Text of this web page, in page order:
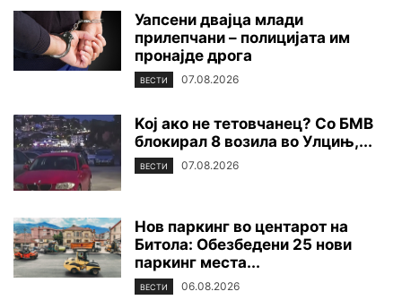
Уапсени двајца млади
прилепчани – полицијата им
пронајде дpoга
ВЕСТИ 07.08.2026
Koj ако не тетовчанец? Со БМВ
блокирал 8 возила во Улцињ,...
ВЕСТИ 07.08.2026
Нов паркинг во центарот на
Битола: Обезбедени 25 нови
паркинг места...
ВЕСТИ 06.08.2026